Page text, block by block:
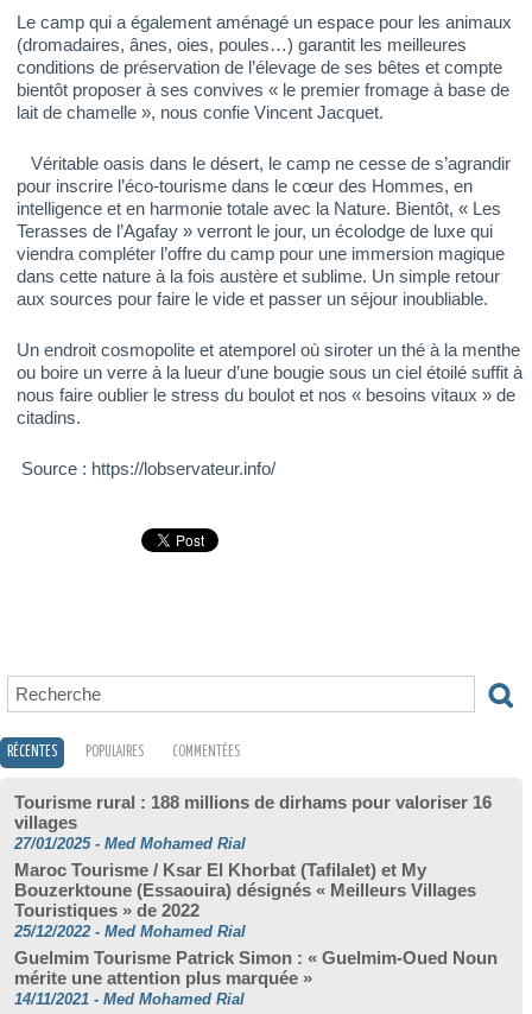
Le camp qui a également aménagé un espace pour les animaux
(dromadaires, ânes, oies, poules…) garantit les meilleures
conditions de préservation de l’élevage de ses bêtes et compte
bientôt proposer à ses convives « le premier fromage à base de
lait de chamelle », nous confie Vincent Jacquet.
Véritable oasis dans le désert, le camp ne cesse de s’agrandir
pour inscrire l’éco-tourisme dans le cœur des Hommes, en
intelligence et en harmonie totale avec la Nature. Bientôt, « Les
Terasses de l’Agafay » verront le jour, un écolodge de luxe qui
viendra compléter l’offre du camp pour une immersion magique
dans cette nature à la fois austère et sublime. Un simple retour
aux sources pour faire le vide et passer un séjour inoubliable.
Un endroit cosmopolite et atemporel où siroter un thé à la menthe
ou boire un verre à la lueur d’une bougie sous un ciel étoilé suffit à
nous faire oublier le stress du boulot et nos « besoins vitaux » de
citadins.
Source : https://lobservateur.info/
RÉCENTES POPULAIRES COMMENTÉES
Tourisme rural : 188 millions de dirhams pour valoriser 16
villages
27/01/2025 - Med Mohamed Rial
Maroc Tourisme / Ksar El Khorbat (Tafilalet) et My
Bouzerktoune (Essaouira) désignés « Meilleurs Villages
Touristiques » de 2022
25/12/2022 - Med Mohamed Rial
Guelmim Tourisme Patrick Simon : « Guelmim-Oued Noun
mérite une attention plus marquée »
14/11/2021 - Med Mohamed Rial